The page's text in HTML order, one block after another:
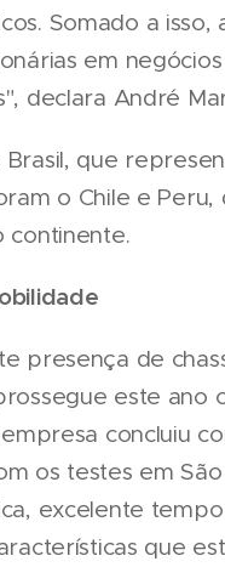
Somado a
em
declara André
que
o Chile e Peru,
continente.
presença de
este ano
empresa concluiu
os testes em
excelente
que